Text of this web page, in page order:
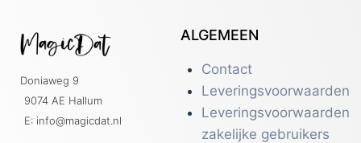
Doniaweg 9
9074 AE Hallum
E: info@magicdat.nl
ALGEMEEN
Contact
Leveringsvoorwaarden
Leveringsvoorwaarden
zakelijke gebruikers